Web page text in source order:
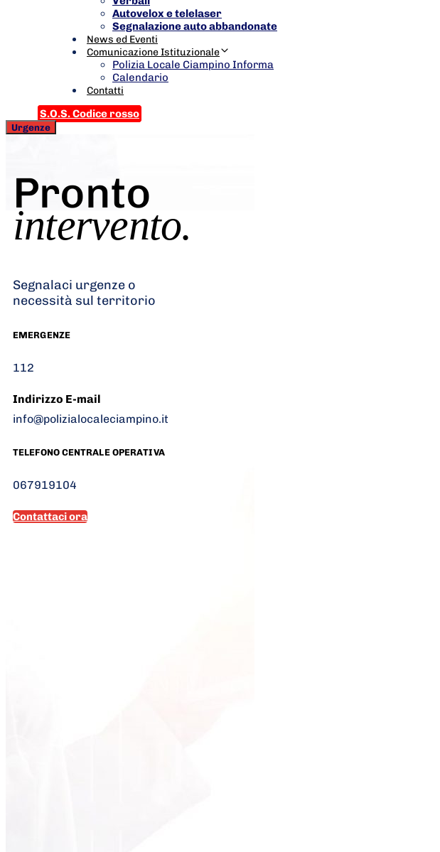
Autovelox e telelaser
Segnalazione auto abbandonate
News ed Eventi
Comunicazione Istituzionale
Polizia Locale Ciampino Informa
Calendario
Contatti
S.O.S. Codice rosso
Urgenze
Pronto
intervento.
Segnalaci urgenze o
necessità sul territorio
EMERGENZE
112
Indirizzo E-mail
info@polizialocaleciampino.it
TELEFONO CENTRALE OPERATIVA
067919104
Contattaci ora